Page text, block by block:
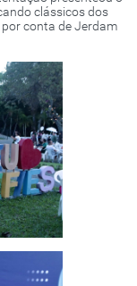
clássicos dos
conta de Jerdam